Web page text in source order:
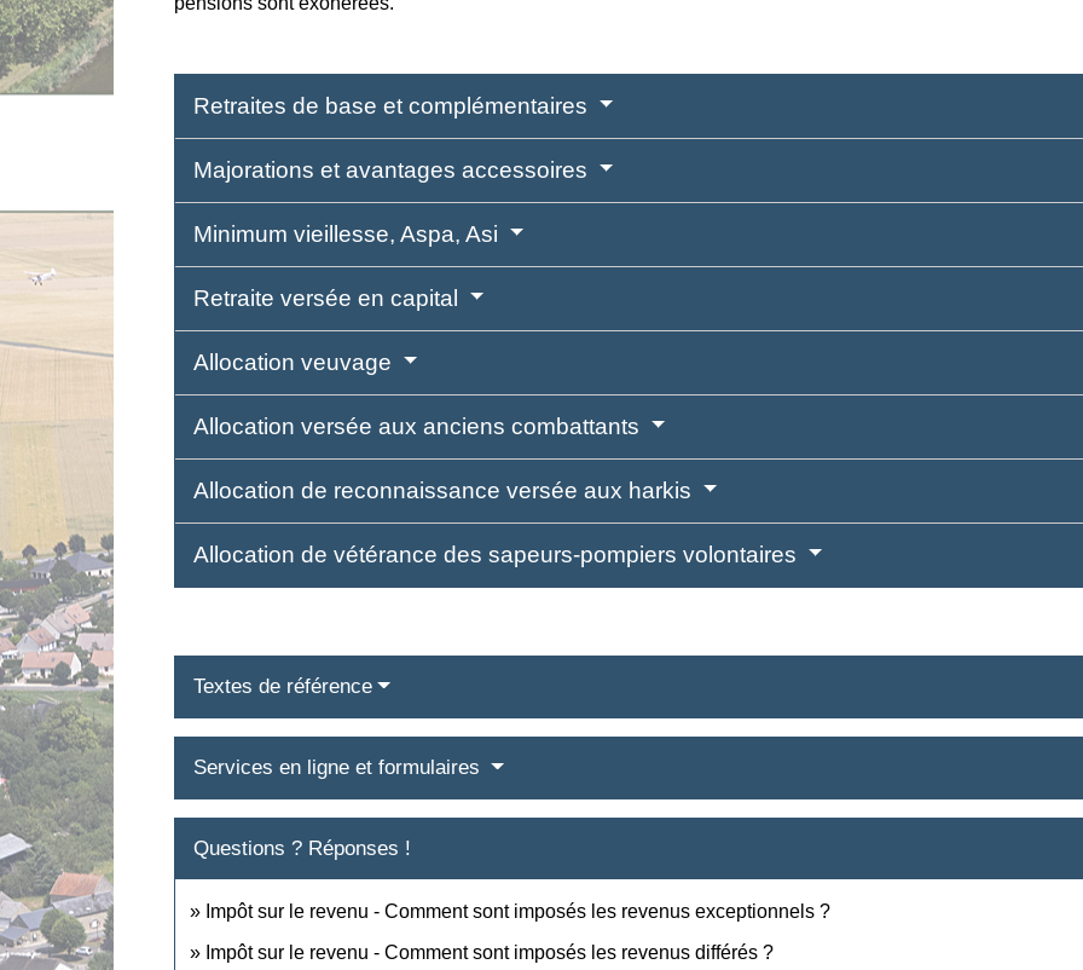
Retraites de base et complémentaires
Majorations et avantages accessoires
Minimum vieillesse, Aspa, Asi
Retraite versée en capital
Allocation veuvage
Allocation versée aux anciens combattants
Allocation de reconnaissance versée aux harkis
Allocation de vétérance des sapeurs-pompiers volontaires
Textes de référence
Services en ligne et formulaires
Questions ? Réponses !
Impôt sur le revenu - Comment sont imposés les revenus exceptionnels ?
Impôt sur le revenu - Comment sont imposés les revenus différés ?